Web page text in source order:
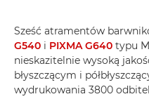
Sześć atramentów
G540 i PIXMA G640 typu
nieskazitelnie wysoką
błyszczącym i
wydrukowania 3800